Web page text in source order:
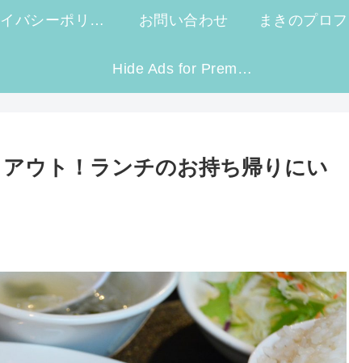
プライバシーポリシー お問い合わせ まきのプロ
Hide Ads for Premium Members
ウト！ランチのお持ち帰りにい